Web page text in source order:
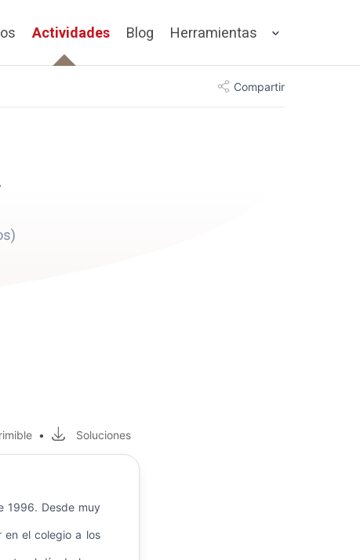
Actividades Blog Herramientas
Compartir
• Soluciones
1996. Desde muy
en el colegio a los